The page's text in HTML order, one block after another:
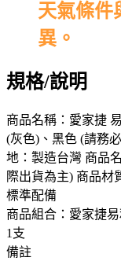
天氣條件
異。
規格/說明
商品名稱：愛家捷
(灰色)、黑色 (請務
地：製造台灣 商品
際出貨為主) 商品材
標準配備
商品組合：愛家捷
1支
備註